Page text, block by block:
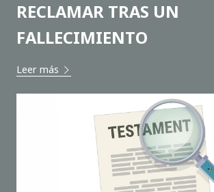
RECLAMAR TRAS UN
FALLECIMIENTO
Leer más